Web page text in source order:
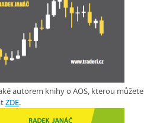
autorem knihy o AOS, kterou můžete
ZDE.